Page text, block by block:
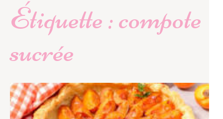
Étiquette :compote
sucrée